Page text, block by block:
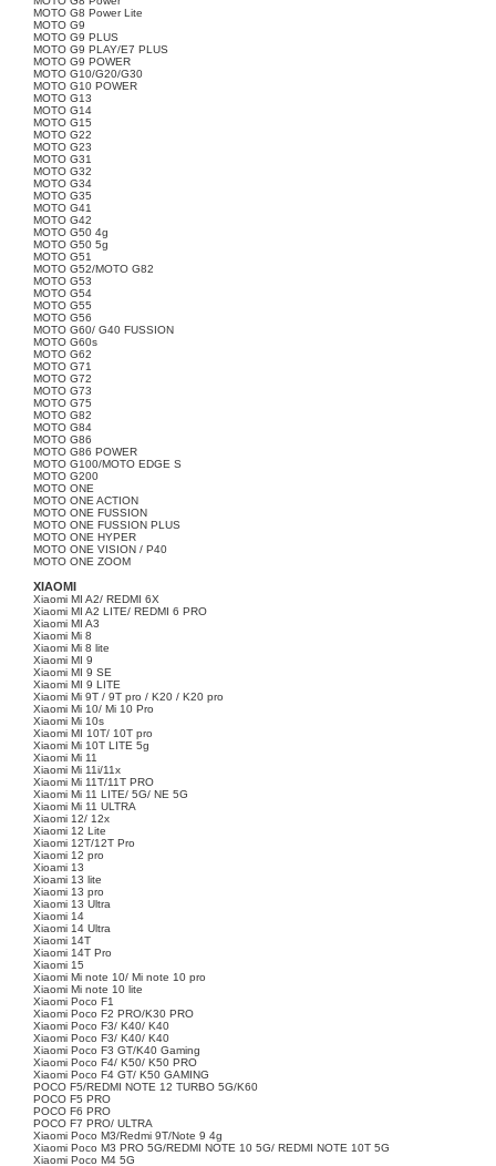
MOTO G8 Power Lite
MOTO G9
MOTO G9 PLUS
MOTO G9 PLAY/E7 PLUS
MOTO G9 POWER
MOTO G10/G20/G30
MOTO G10 POWER
MOTO G13
MOTO G14
MOTO G15
MOTO G22
MOTO G23
MOTO G31
MOTO G32
MOTO G34
MOTO G35
MOTO G41
MOTO G42
MOTO G50 4g
MOTO G50 5g
MOTO G51
MOTO G52/MOTO G82
MOTO G53
MOTO G54
MOTO G55
MOTO G56
MOTO G60/ G40 FUSSION
MOTO G60s
MOTO G62
MOTO G71
MOTO G72
MOTO G73
MOTO G75
MOTO G82
MOTO G84
MOTO G86
MOTO G86 POWER
MOTO G100/MOTO EDGE S
MOTO G200
MOTO ONE
MOTO ONE ACTION
MOTO ONE FUSSION
MOTO ONE FUSSION PLUS
MOTO ONE HYPER
MOTO ONE VISION / P40
MOTO ONE ZOOM
XIAOMI
Xiaomi MI A2/ REDMI 6X
Xiaomi MI A2 LITE/ REDMI 6 PRO
Xiaomi MI A3
Xiaomi Mi 8
Xiaomi Mi 8 lite
Xiaomi MI 9
Xiaomi MI 9 SE
Xiaomi MI 9 LITE
Xiaomi Mi 9T / 9T pro / K20 / K20 pro
Xiaomi Mi 10/ Mi 10 Pro
Xiaomi Mi 10s
Xiaomi MI 10T/ 10T pro
Xiaomi Mi 10T LITE 5g
Xiaomi Mi 11
Xiaomi Mi 11i/11x
Xiaomi Mi 11T/11T PRO
Xiaomi Mi 11 LITE/ 5G/ NE 5G
Xiaomi Mi 11 ULTRA
Xiaomi 12/ 12x
Xiaomi 12 Lite
Xiaomi 12T/12T Pro
Xiaomi 12 pro
Xioami 13
Xioami 13 lite
Xiaomi 13 pro
Xiaomi 13 Ultra
Xiaomi 14
Xiaomi 14 Ultra
Xiaomi 14T
Xiaomi 14T Pro
Xiaomi 15
Xiaomi Mi note 10/ Mi note 10 pro
Xiaomi Mi note 10 lite
Xiaomi Poco F1
Xiaomi Poco F2 PRO/K30 PRO
Xiaomi Poco F3/ K40/ K40
Xiaomi Poco F3/ K40/ K40
Xiaomi Poco F3 GT/K40 Gaming
Xiaomi Poco F4/ K50/ K50 PRO
Xiaomi Poco F4 GT/ K50 GAMING
POCO F5/REDMI NOTE 12 TURBO 5G/K60
POCO F5 PRO
POCO F6 PRO
POCO F7 PRO/ ULTRA
Xiaomi Poco M3/Redmi 9T/Note 9 4g
Xiaomi Poco M3 PRO 5G/REDMI NOTE 10 5G/ REDMI NOTE 10T 5G
Xiaomi Poco M4 5G